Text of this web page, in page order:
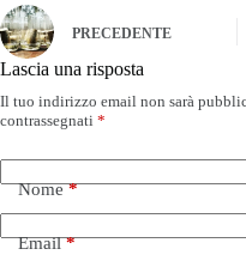
PRECEDENTE
Lascia una risposta
Il tuo indirizzo email non sarà
contrassegnati *
Nome*
Email*